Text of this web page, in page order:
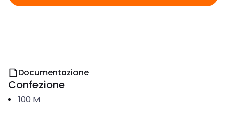
Documentazione
Confezione
100 M